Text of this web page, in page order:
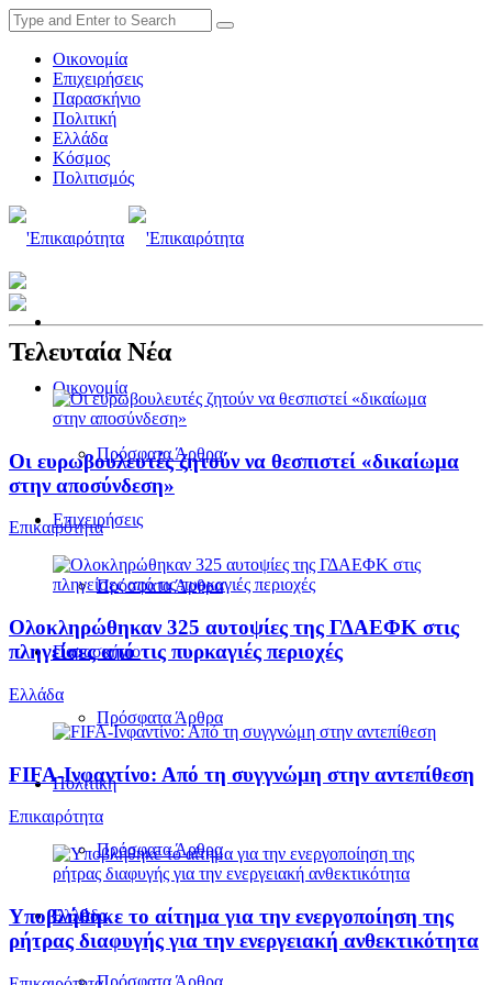
Οικονομία
Επιχειρήσεις
Παρασκήνιο
Πολιτική
Ελλάδα
Κόσμος
Πολιτισμός
Οικονομία
Πρόσφατα Άρθρα
Επιχειρήσεις
Πρόσφατα Άρθρα
Παρασκήνιο
Πρόσφατα Άρθρα
Πολιτική
Πρόσφατα Άρθρα
Ελλάδα
Πρόσφατα Άρθρα
Τελευταία Νέα
Οι ευρωβουλευτές ζητούν να θεσπιστεί «δικαίωμα
στην αποσύνδεση»
Επικαιρότητα
Ολοκληρώθηκαν 325 αυτοψίες της ΓΔΑΕΦΚ στις
πληγείσες από τις πυρκαγιές περιοχές
Ελλάδα
FIFA-Ινφαντίνο: Από τη συγγνώμη στην αντεπίθεση
Επικαιρότητα
Υποβλήθηκε το αίτημα για την ενεργοποίηση της
ρήτρας διαφυγής για την ενεργειακή ανθεκτικότητα